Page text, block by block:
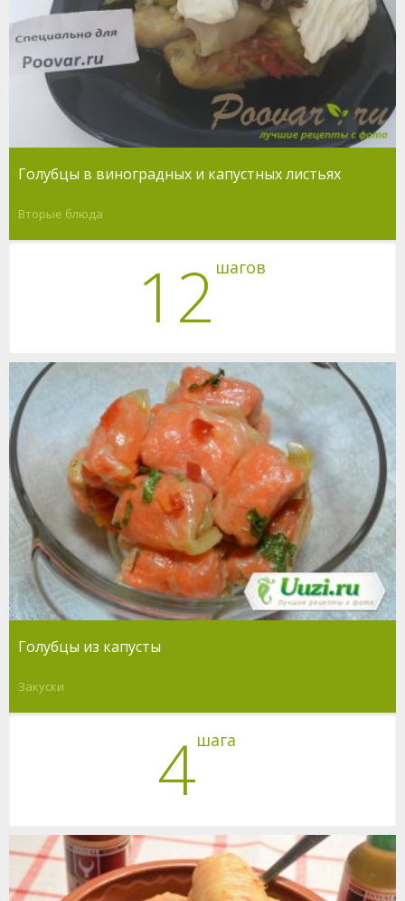
Голубцы в виноградных и капустных листьях
Вторые блюда
12 шагов
Голубцы из капусты
Закуски
4шага